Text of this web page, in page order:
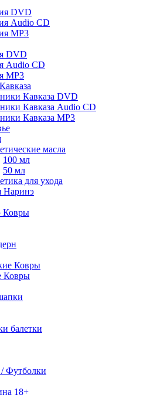
DVD
Audio CD
MP3
DVD
Audio CD
MP3
Кавказа DVD
Кавказа Audio CD
Кавказа MP3
масла
100 мл
50 мл
для ухода
Наринэ
Ковры
Ковры
Ковры
балетки
Футболки
18+